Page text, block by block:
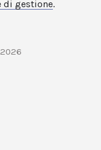
di gestione.